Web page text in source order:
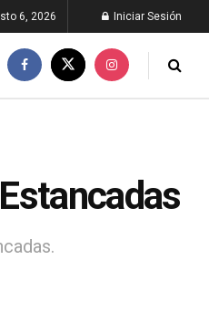
6, 2026 Iniciar Sesión